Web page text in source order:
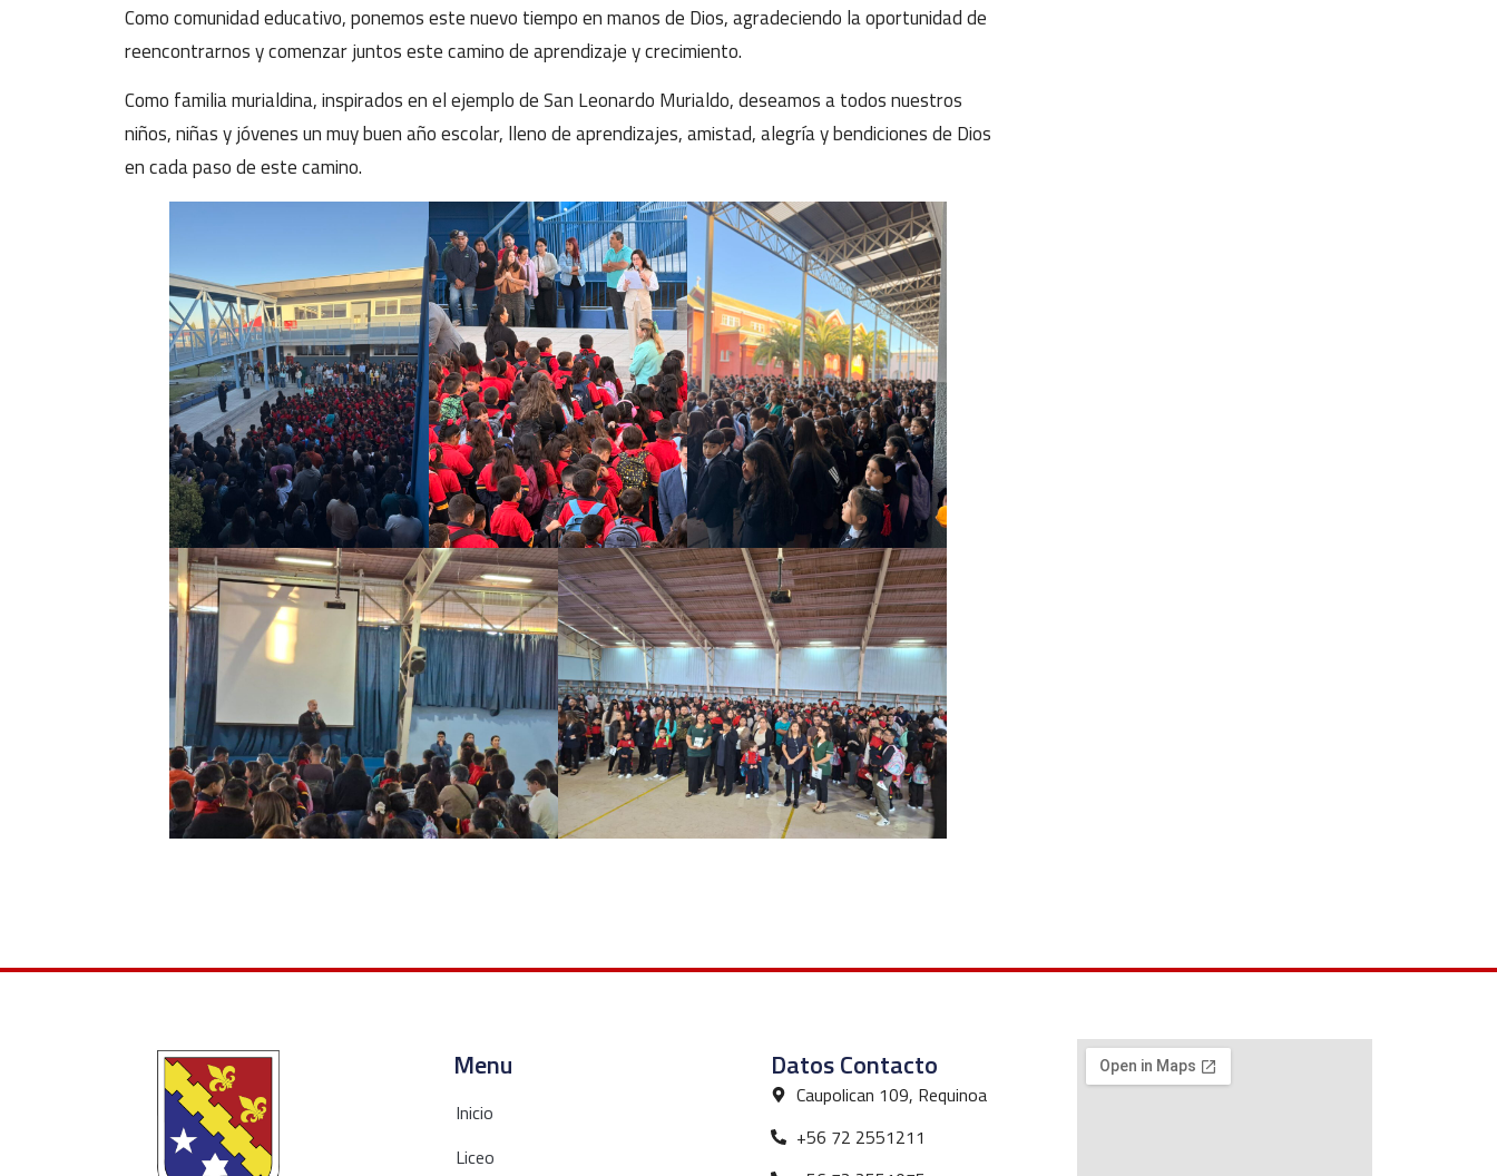
Como comunidad educativo, ponemos este nuevo tiempo en manos de Dios, agradeciendo la oportunidad de
reencontrarnos y comenzar juntos este camino de aprendizaje y crecimiento.
Como familia murialdina, inspirados en el ejemplo de San Leonardo Murialdo, deseamos a todos nuestros
niños, niñas y jóvenes un muy buen año escolar, lleno de aprendizajes, amistad, alegría y bendiciones de Dios
en cada paso de este camino.
Menu
Inicio
Liceo
Datos Contacto
Caupolican 109, Requinoa
+56 72 2551211